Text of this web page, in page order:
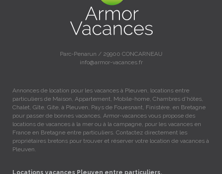
Parc-Penarun / 29900 CONCARNEAU
info@armor-vacances.fr
Annonces de location pour les vacances à Pleuven, locations entre
particuliers de Maison, Appartement, Mobile-home, Chambres d'hôtes,
Chalet, Gîte, Gite, à Pleuven, Pays de Fouesnant, Finistère, en Bretagne
pour passer de bonnes vacances, Armor-vacances vous propose des
locations de vacances à la mer ou à la campagne, pour les vacances en
France en Bretagne entre particuliers. Contactez directement les
propriétaires bretons pour trouver et réserver votre location de vacances à
Pleuven.
Locations vacances Pleuven entre particuliers.